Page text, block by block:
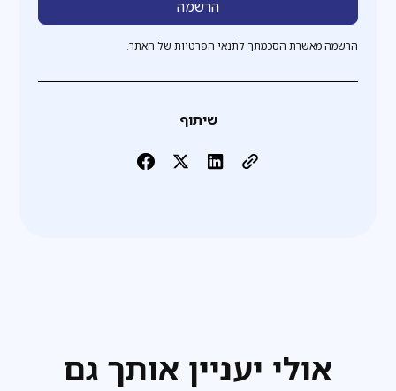
הרשמה מאשרת הסכמתך לתנאי הפרטיות של האתר.
שיתוף
אולי יעניין אותך גם